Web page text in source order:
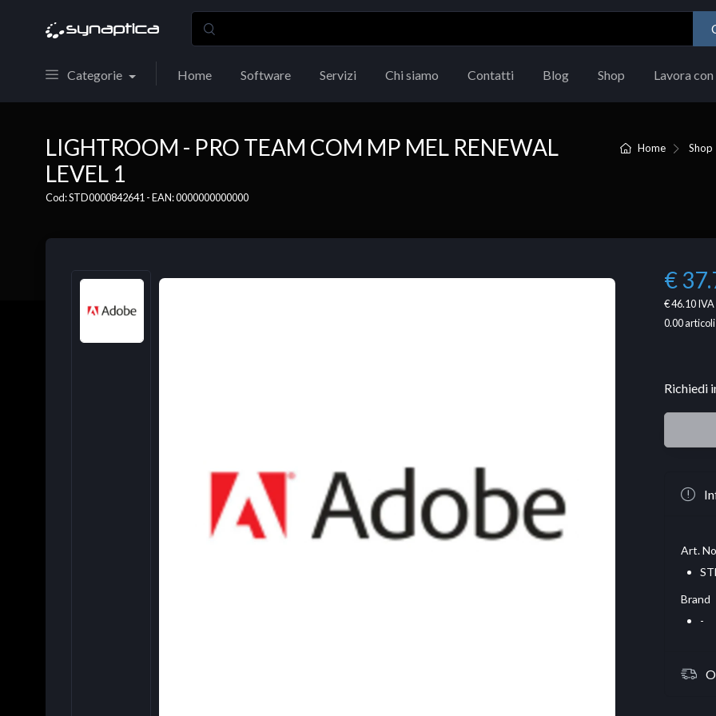
Categorie Home Software Servizi Chi siamo Contatti Blog Shop Lavora con
Home Shop
LIGHTROOM - PRO TEAM COM MP MEL RENEWAL
LEVEL 1
Cod: STD0000842641 - EAN: 0000000000000
€
€ 46.10IVA
0.00
Richiedi
Art.
Brand
-